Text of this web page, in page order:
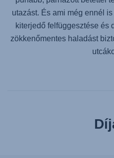
utazást. És ami még ennél
kiterjedő felfüggesztése és
zökkenőmentes haladást